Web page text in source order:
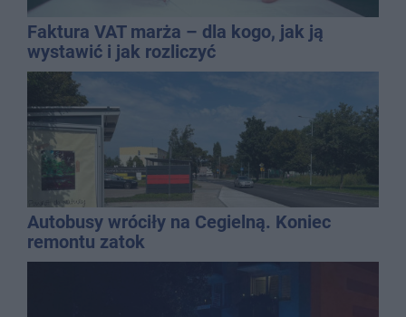
Faktura VAT marża – dla kogo, jak ją
wystawić i jak rozliczyć
Autobusy wróciły na Cegielną. Koniec
remontu zatok